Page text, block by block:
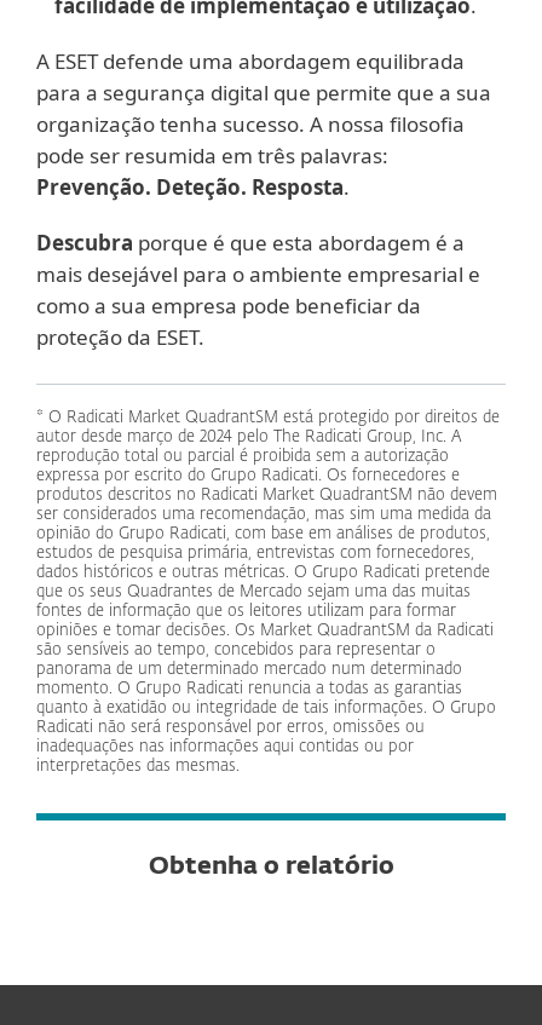
A ESET defende uma abordagem equilibrada
para a segurança digital que permite que a sua
organização tenha sucesso. A nossa filosofia
pode ser resumida em três palavras:
Prevenção. Deteção. Resposta.
Descubra porque é que esta abordagem é a
mais desejável para o ambiente empresarial e
como a sua empresa pode beneficiar da
proteção da ESET.
* O Radicati Market QuadrantSM está protegido por direitos de
autor desde março de 2024 pelo The Radicati Group, Inc. A
reprodução total ou parcial é proibida sem a autorização
expressa por escrito do Grupo Radicati. Os fornecedores e
produtos descritos no Radicati Market QuadrantSM não devem
ser considerados uma recomendação, mas sim uma medida da
opinião do Grupo Radicati, com base em análises de produtos,
estudos de pesquisa primária, entrevistas com fornecedores,
dados históricos e outras métricas. O Grupo Radicati pretende
que os seus Quadrantes de Mercado sejam uma das muitas
fontes de informação que os leitores utilizam para formar
opiniões e tomar decisões. Os Market QuadrantSM da Radicati
são sensíveis ao tempo, concebidos para representar o
panorama de um determinado mercado num determinado
momento. O Grupo Radicati renuncia a todas as garantias
quanto à exatidão ou integridade de tais informações. O Grupo
Radicati não será responsável por erros, omissões ou
inadequações nas informações aqui contidas ou por
interpretações das mesmas.
Obtenha o relatório